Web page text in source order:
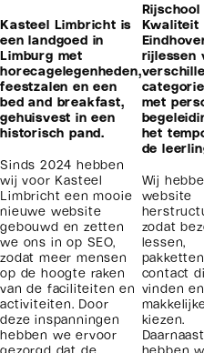
Kasteel Limbricht is
een landgoed in
Limburg met
horecagelegenheden,
feestzalen en een
bed and breakfast,
gehuisvest in een
historisch pand.
Sinds 2024 hebben
wij voor Kasteel
Limbricht een mooie
nieuwe website
gebouwd en zetten
we ons in op SEO,
zodat meer mensen
op de hoogte raken
van de faciliteiten en
activiteiten. Door
deze inspanningen
hebben we ervoor
Rijschool
Kwaliteit
rijlessen
met
het
de
Wij
website
zodat
lessen,
contact
vinden en
kiezen.
Daarnaast